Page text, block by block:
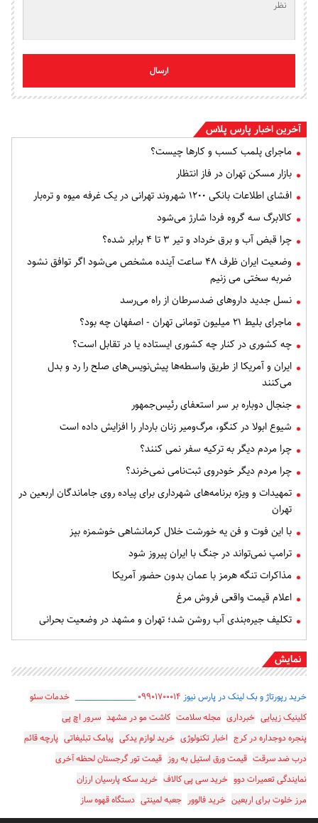
ارسال
آخرین اخبار پارس پلاس
ماجرای پلمب کسب و کارها چیست؟
بازار مسکن تهران در فاز انتظار
افشای اطلاعات بانکی ۱۲۰۰ شهروند تهرانی در یک غرفه میوه و تره‌بار
کالابرگ سه گروه فردا شارژ می‌شود
چرا قبض آب و برق خرداد و تیر ۳ تا ۴ برابر شده؟
وضعیت ایران ظرف ۴۸ ساعت آینده مشخص می‌شود اگر توافق نشود
ضربه سختی می زنیم
نسل جدید داروهای ضدسرطان از راه می‌رسد
ماجرای بلیط ۲۱ میلیون تومانی تهران - اصفهان چه بود؟
چه کشوری در کنار چه کشوری ایستاده یا در تقابل است؟
ایران و آمریکا از طریق واسطه‌ها پیش‌نویس‌های صلح را رد و بدل
می‌کنند
جنجال دوباره بر سر استعفای رئیس‌جمهور
شیوع ابولا در کنگو، مرگ‌ومیر زنان باردار را افزایش داده است
چرا مردم دیگر به ترکیه سفر نمی کنند؟
چرا مردم دیگر خودروی ثبت‌نامی نمی‌خرند؟
تمهیدات و ویژه برنامه‌های شهرداری برای پیاده روی جاماندگان اربعین در
تهران
با این فوت و فن یه خورشت خلال کرمانشاهی خوشمزه بپز
ترامپ نمی‌تواند در جنگ با ایران پیروز شود
مذاکرات تنگه هرمز با عمان بدون حضور آمریکا
اعلام قیمت واقعی فروش مرغ
تکلیف جیره‌بندی آب روشن شد؛ تهران و مشهد در وضعیت بحرانی
نمایش
خرید رپورتاژ و بک لینک در پارس نیوز ۰۹۹۰۱۷۰۰۰۱۴
خدمات سئو
کلینیک زیبایی خبرداری مجله سلامت کاشت مو در مشهد سرور اچ پی
پنجره دوجداره در کرج اخبار تکنولوژی خرید لوازم یدکی پیامک تبلیغاتی پارچه قائم
درب ضد سرقت قیمت ورق استیل به روز قیمت تور گرجستان لحظه آخری
نمایندگی تعمیرات دوو خرید سی پی کالاف خرید سکه پارسیان ارزان
مرز خلوت برای اربعین خرید فالوور جعبه لمینتی دستگاه قهوه ساز